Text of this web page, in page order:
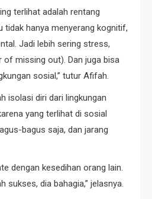
terlihat adalah rentang
tidak hanya menyerang kognitif,
Jadi lebih sering stress,
of missing out). Dan juga bisa
sosial,” tutur Afifah.
isolasi diri dari lingkungan
yang terlihat di sosial
bagus saja, dan jarang
dengan kesedihan orang lain.
sukses, dia bahagia,” jelasnya.